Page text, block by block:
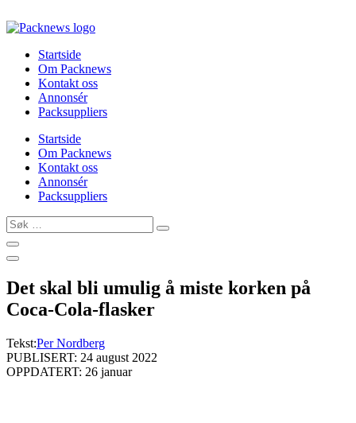
to
Startside
Om Packnews
Kontakt oss
Annonsér
Packsuppliers
Startside
Om Packnews
Kontakt oss
Annonsér
Packsuppliers
Søk
…
Det skal bli umulig å miste korken på
Coca-Cola-flasker
Tekst:Per Nordberg
PUBLISERT: 24 august 2022
OPPDATERT: 26 januar